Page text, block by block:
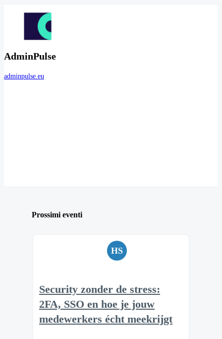
AdminPulse
adminpulse.eu
Prossimi eventi
HS
Security zonder de stress:
2FA, SSO en hoe je jouw
medewerkers écht meekrijgt